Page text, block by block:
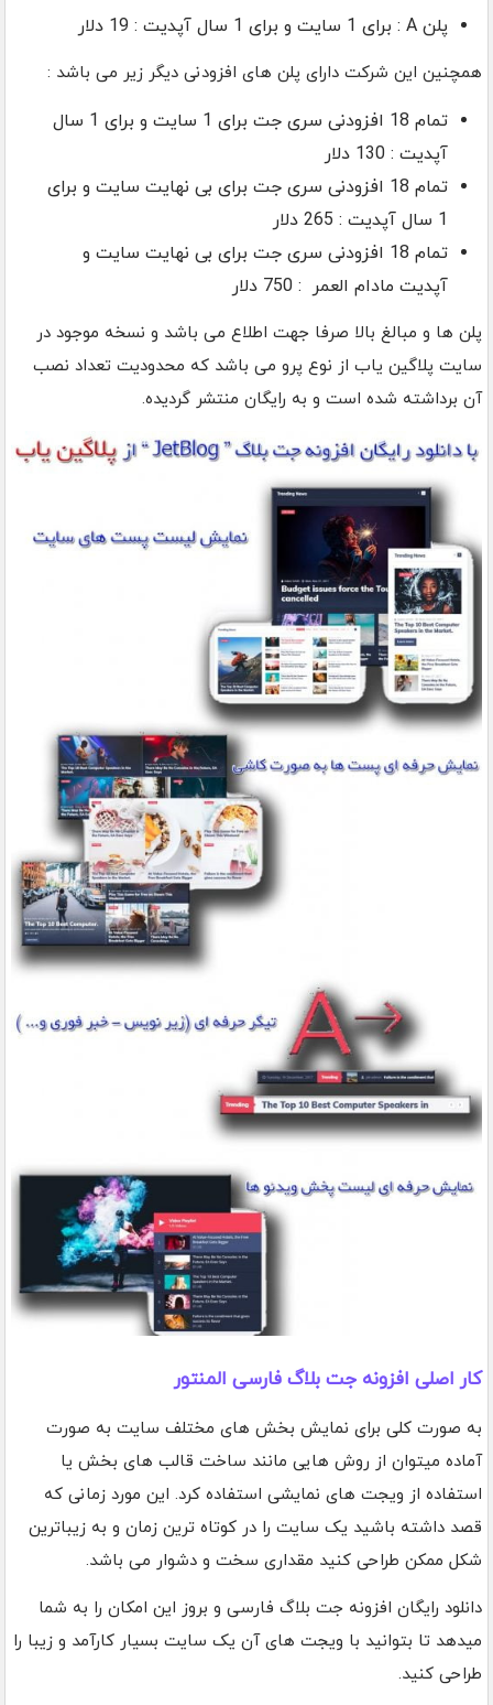
پلن A : برای 1 سایت و برای 1 سال آپدیت : 19 دلار
همچنین این شرکت دارای پلن های افزودنی دیگر زیر می باشد :
تمام 18 افزودنی سری جت برای 1 سایت و برای 1 سال
آپدیت : 130 دلار
تمام 18 افزودنی سری جت برای بی نهایت سایت و برای
1 سال آپدیت : 265 دلار
تمام 18 افزودنی سری جت برای بی نهایت سایت و
آپدیت مادام العمر : 750 دلار
پلن ها و مبالغ بالا صرفا جهت اطلاع می باشد و نسخه موجود در
سایت پلاگین یاب از نوع پرو می باشد که محدودیت تعداد نصب
آن برداشته شده است و به رایگان منتشر گردیده.
کار اصلی افزونه جت بلاگ فارسی المنتور
به صورت کلی برای نمایش بخش های مختلف سایت به صورت
آماده میتوان از روش هایی مانند ساخت قالب های بخش یا
استفاده از ویجت های نمایشی استفاده کرد. این مورد زمانی که
قصد داشته باشید یک سایت را در کوتاه ترین زمان و به زیباترین
شکل ممکن طراحی کنید مقداری سخت و دشوار می باشد.
دانلود رایگان افزونه جت بلاگ فارسی و بروز این امکان را به شما
میدهد تا بتوانید با ویجت های آن یک سایت بسیار کارآمد و زیبا را
طراحی کنید.